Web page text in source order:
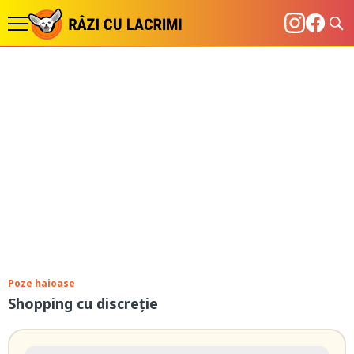
Poze haioase
Shopping cu discreție